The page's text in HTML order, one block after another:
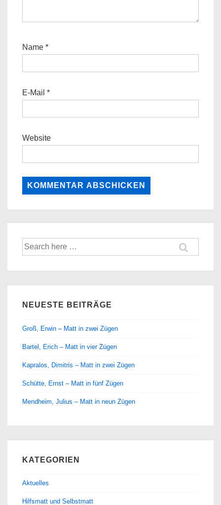
Name *
E-Mail *
Website
Suche
nach:
NEUESTE BEITRÄGE
Groß, Erwin – Matt in zwei Zügen
Bartel, Erich – Matt in vier Zügen
Kapralos, Dimitris – Matt in zwei Zügen
Schütte, Ernst – Matt in fünf Zügen
Mendheim, Julius – Matt in neun Zügen
KATEGORIEN
Aktuelles
Hilfsmatt und Selbstmatt